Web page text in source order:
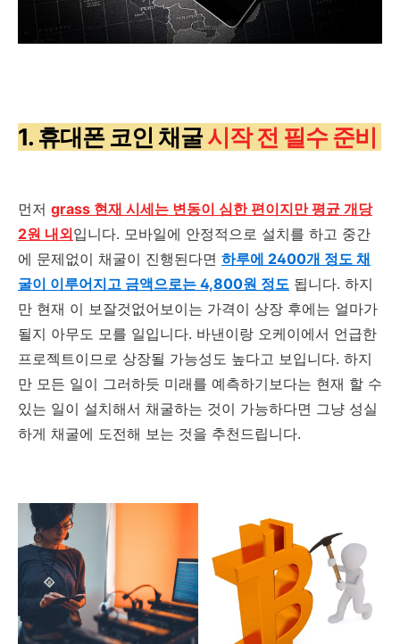
1. 휴대폰 코인 채굴시작 전 필수 준비
먼저 grass 현재 시세는 변동이 심한 편이지만 평균 개당
2원 내외입니다. 모바일에 안정적으로 설치를 하고 중간
에 문제없이 채굴이 진행된다면 하루에 2400개 정도 채
굴이 이루어지고 금액으로는 4,800원 정도 됩니다. 하지
만 현재 이 보잘것없어보이는 가격이 상장 후에는 얼마가
될지 아무도 모를 일입니다. 바낸이랑 오케이에서 언급한
프로젝트이므로 상장될 가능성도 높다고 보입니다. 하지
만 모든 일이 그러하듯 미래를 예측하기보다는 현재 할 수
있는 일이 설치해서 채굴하는 것이 가능하다면 그냥 성실
하게 채굴에 도전해 보는 것을 추천드립니다.